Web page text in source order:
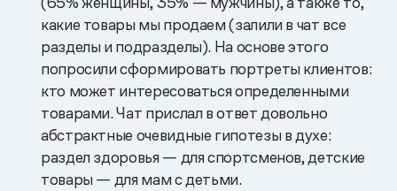
какие товары мы продаем (залили в чат все
разделы и подразделы). На основе этого
попросили сформировать портреты клиентов:
кто может интересоваться определенными
товарами. Чат прислал в ответ довольно
абстрактные очевидные гипотезы в духе:
раздел здоровья — для спортсменов, детские
товары — для мам с детьми.